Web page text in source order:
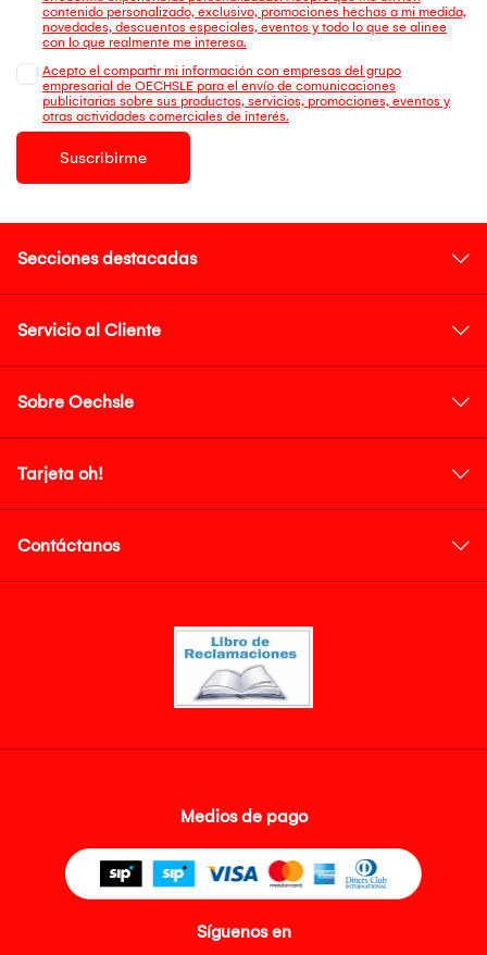
contenido personalizado, exclusivo, promociones hechas a mi medida,
novedades, descuentos especiales, eventos y todo lo que se alinee
con lo que realmente me interesa.
Acepto el compartir mi información con empresas del grupo
empresarial de OECHSLE para el envío de comunicaciones
publicitarias sobre sus productos, servicios, promociones, eventos y
otras actividades comerciales de interés.
Suscribirme
Secciones destacadas
Servicio al Cliente
Sobre Oechsle
Tarjeta oh!
Contáctanos
Medios de pago
Síguenos en